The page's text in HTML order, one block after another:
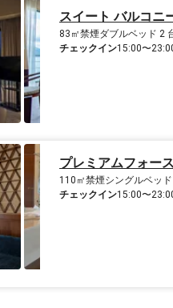
スイート バルコニ
83㎡禁煙ダブルベッド 2
チェックイン15:00〜
プレミアムフォー
110㎡禁煙シングルベッ
チェックイン15:00〜